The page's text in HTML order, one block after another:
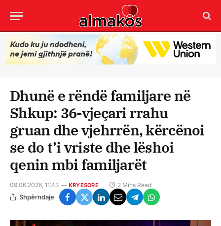
Dhunë e rëndë familjare në
Shkup: 36-vjeçari rrahu
gruan dhe vjehrrën, kërcënoi
se do t’i vriste dhe lëshoi
qenin mbi familjarët
09.06.2026, 11:43 KRYESORE 2 Mins Read
Shpërndaje